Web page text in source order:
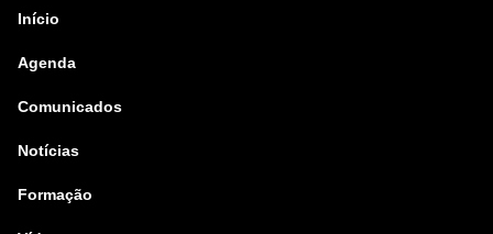
Início
Agenda
Comunicados
Notícias
Formação